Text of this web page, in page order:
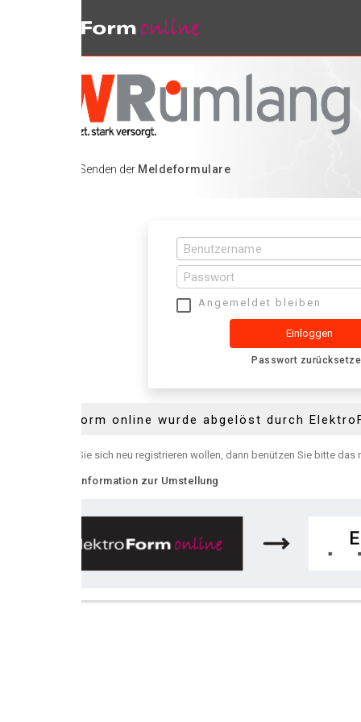
Meldeformulare
Angemeldet bleiben
Passwort zurücksetzen
online wurde abgelöst durch ElektroForm
sich neu registrieren wollen, dann benützen Sie bitte das neue
zur Umstellung